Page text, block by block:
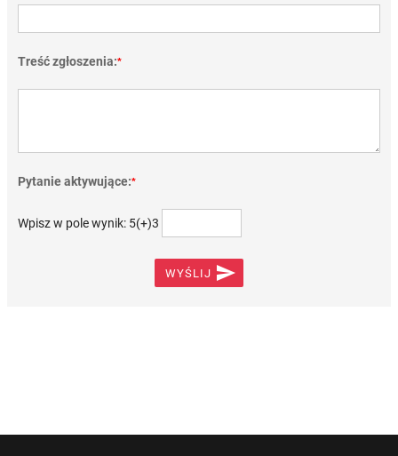
Treść zgłoszenia:*
Pytanie aktywujące:*
Wpisz w pole wynik: 5(+)3
WYŚLIJ 